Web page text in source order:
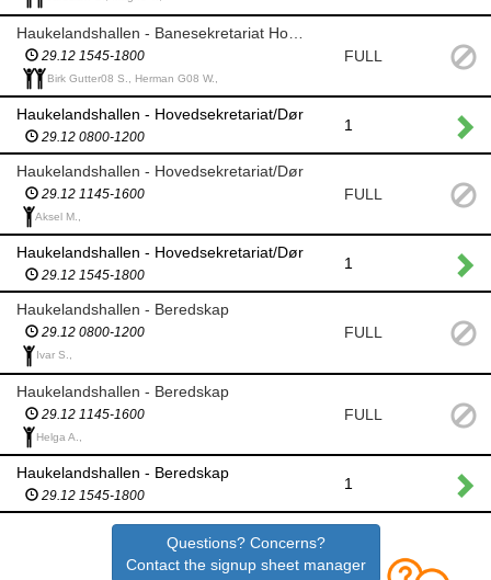
29.12 1545-1800
Birk Gutter08 S., Herman G08 W.,
FULL
Haukelandshallen - Hovedsekretariat/Dør
29.12 0800-1200
1
Haukelandshallen - Hovedsekretariat/Dør
29.12 1145-1600
Aksel M.,
FULL
Haukelandshallen - Hovedsekretariat/Dør
29.12 1545-1800
1
Haukelandshallen - Beredskap
29.12 0800-1200
Ivar S.,
FULL
Haukelandshallen - Beredskap
29.12 1145-1600
Helga A.,
FULL
Haukelandshallen - Beredskap
29.12 1545-1800
1
Questions? Concerns?
Contact the signup sheet manager